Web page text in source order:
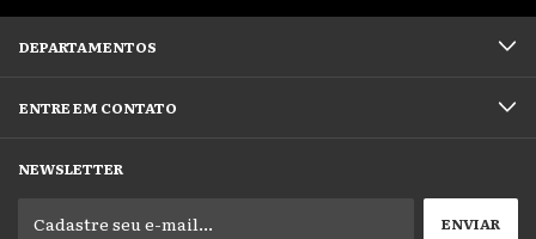
DEPARTAMENTOS
ENTRE EM CONTATO
NEWSLETTER